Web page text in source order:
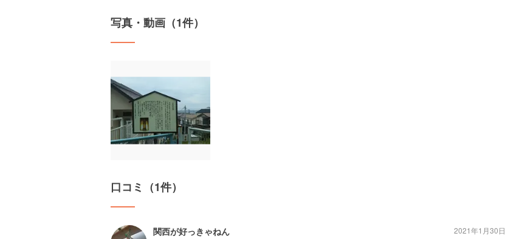
写真・動画（1件）
口コミ（1件）
関西が好っきゃねん
2021年1月30日